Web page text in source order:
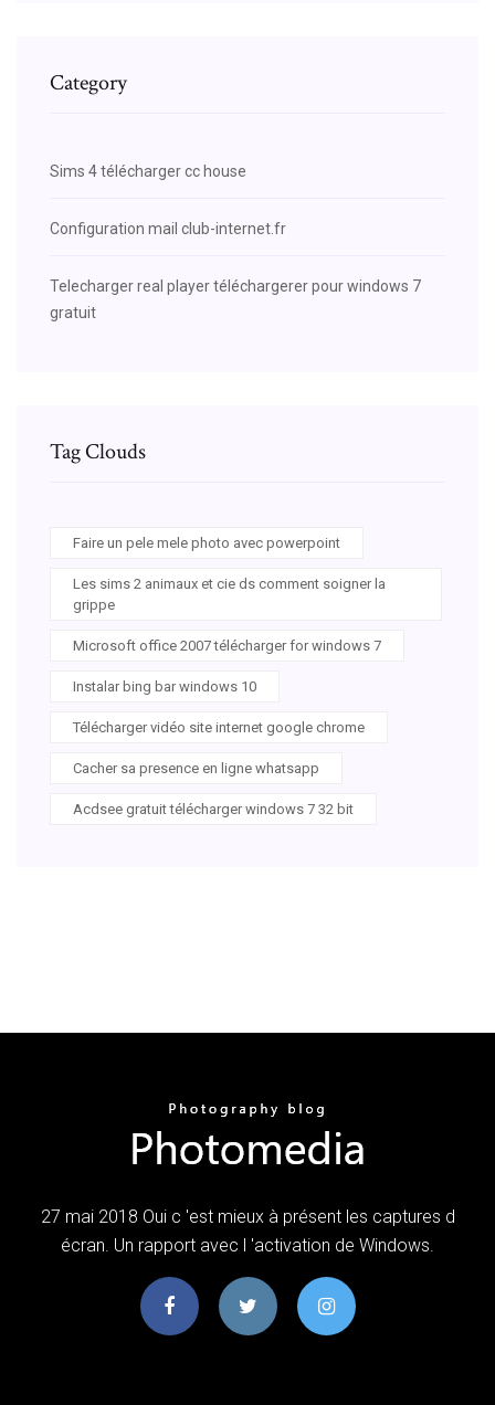
Category
Sims 4 télécharger cc house
Configuration mail club-internet.fr
Telecharger real player téléchargerer pour windows 7
gratuit
Tag Clouds
Faire un pele mele photo avec powerpoint
Les sims 2 animaux et cie ds comment soigner la
grippe
Microsoft office 2007 télécharger for windows 7
Instalar bing bar windows 10
Télécharger vidéo site internet google chrome
Cacher sa presence en ligne whatsapp
Acdsee gratuit télécharger windows 7 32 bit
27 mai 2018 Oui c 'est mieux à présent les captures d
écran. Un rapport avec l 'activation de Windows.